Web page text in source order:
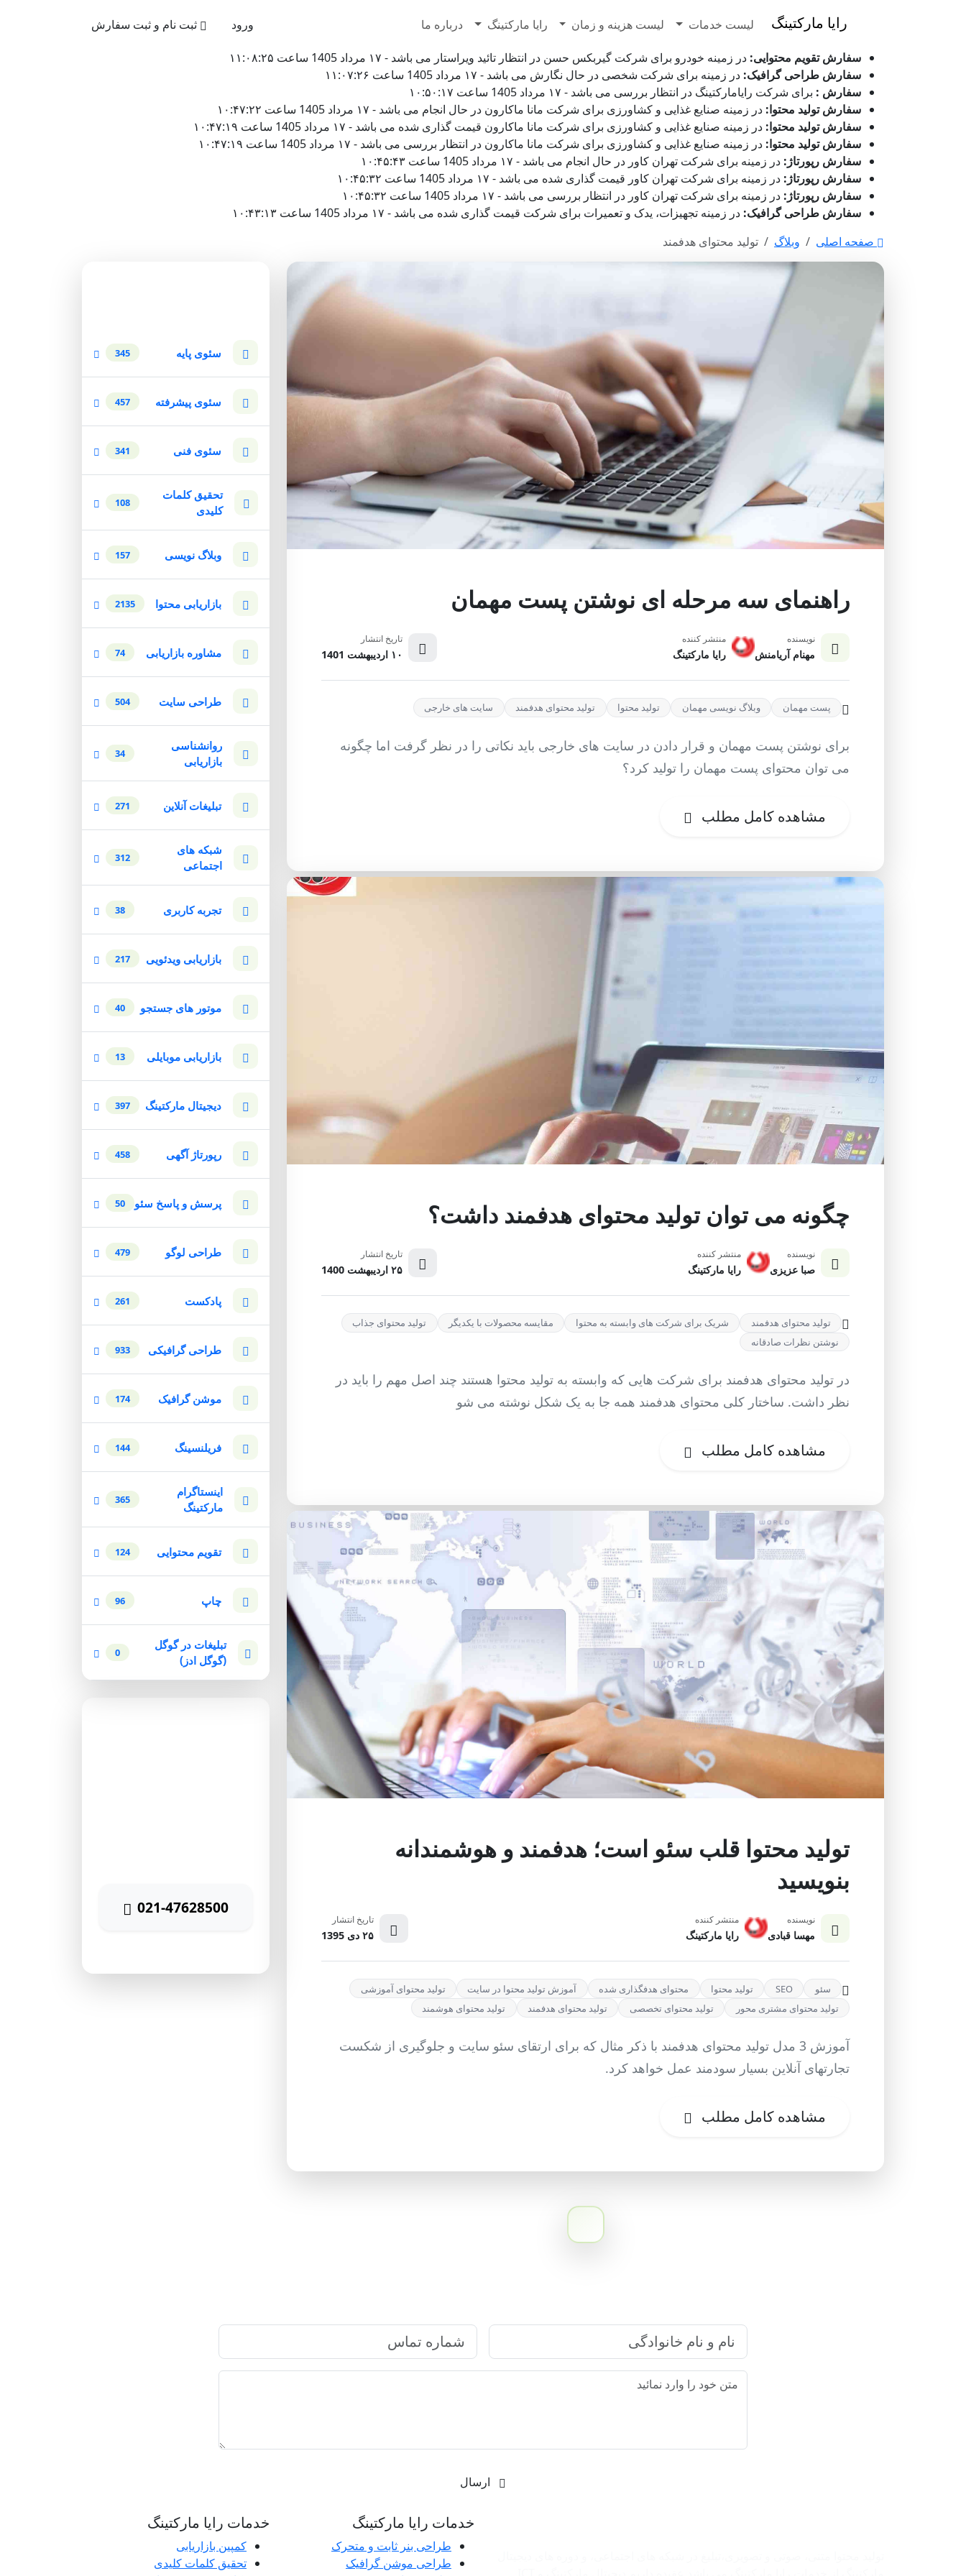
رایا مارکتینگ لیست خدمات لیست هزینه و زمان رایا مارکتینگ درباره ما ورود ثبت نام و ثبت سفارش
سفارش تقویم محتوایی: در زمینه خودرو برای شرکت گیربکس حسن در انتظار تائید ویراستار می باشد - ۱۷ مرداد 1405 ساعت ۱۱:۰۸:۲۵
سفارش طراحی گرافیک: در زمینه برای شرکت شخصی در حال نگارش می باشد - ۱۷ مرداد 1405 ساعت ۱۱:۰۷:۲۶
سفارش : برای شرکت رایامارکتینگ در انتظار بررسی می باشد - ۱۷ مرداد 1405 ساعت ۱۰:۵۰:۱۷
سفارش تولید محتوا: در زمینه صنایع غذایی و کشاورزی برای شرکت مانا ماکارون در حال انجام می باشد - ۱۷ مرداد 1405 ساعت ۱۰:۴۷:۲۲
سفارش تولید محتوا: در زمینه صنایع غذایی و کشاورزی برای شرکت مانا ماکارون قیمت گذاری شده می باشد - ۱۷ مرداد 1405 ساعت ۱۰:۴۷:۱۹
سفارش تولید محتوا: در زمینه صنایع غذایی و کشاورزی برای شرکت مانا ماکارون در انتظار بررسی می باشد - ۱۷ مرداد 1405 ساعت ۱۰:۴۷:۱۹
سفارش رپورتاژ: در زمینه برای شرکت تهران کاور در حال انجام می باشد - ۱۷ مرداد 1405 ساعت ۱۰:۴۵:۴۳
سفارش رپورتاژ: در زمینه برای شرکت تهران کاور قیمت گذاری شده می باشد - ۱۷ مرداد 1405 ساعت ۱۰:۴۵:۳۲
سفارش رپورتاژ: در زمینه برای شرکت تهران کاور در انتظار بررسی می باشد - ۱۷ مرداد 1405 ساعت ۱۰:۴۵:۳۲
سفارش طراحی گرافیک: در زمینه تجهیزات، یدک و تعمیرات برای شرکت قیمت گذاری شده می باشد - ۱۷ مرداد 1405 ساعت ۱۰:۴۳:۱۳
صفحه اصلی
وبلاگ تولید محتوای هدفمند
راهنمای سه مرحله ای نوشتن پست مهمان
نویسنده
مهنام آریامنش
منتشر کننده
رایا مارکتینگ
تاریخ انتشار
۱۰ اردیبهشت 1401
پست مهمان وبلاگ نویسی مهمان تولید محتوا تولید محتوای هدفمند سایت های خارجی
برای نوشتن پست مهمان و قرار دادن در سایت های خارجی باید نکاتی را در نظر گرفت اما چگونه
می توان محتوای پست مهمان را تولید کرد؟
مشاهده کامل مطلب
چگونه می توان تولید محتوای هدفمند داشت؟
نویسنده
صبا عزیزی
منتشر کننده
رایا مارکتینگ
تاریخ انتشار
۲۵ اردیبهشت 1400
تولید محتوای هدفمند شریک برای شرکت های وابسته به محتوا مقایسه محصولات با یکدیگر
تولید محتوای جذاب
نوشتن نظرات صادقانه
در تولید محتوای هدفمند برای شرکت هایی که وابسته به تولید محتوا هستند چند اصل مهم را باید در
نظر داشت. ساختار کلی محتوای هدفمند همه جا به یک شکل نوشته می شو
مشاهده کامل مطلب
تولید محتوا قلب سئو است؛ هدفمند و هوشمندانه
بنویسید
نویسنده
مهسا قبادی
منتشر کننده
رایا مارکتینگ
تاریخ انتشار
۲۵ دی 1395
سئو SEO تولید محتوا محتوای هدفگذاری شده آموزش تولید محتوا در سایت
تولید محتوای آموزشی
تولید محتوای مشتری محور
تولید محتوای تخصصی تولید محتوای هدفمند تولید محتوای هوشمند
آموزش 3 مدل تولید محتوای هدفمند با ذکر مثال که برای ارتقای سئو سایت و جلوگیری از شکست
تجارتهای آنلاین بسیار سودمند عمل خواهد کرد.
مشاهده کامل مطلب
سئوی پایه 345
سئوی پیشرفته 457
سئوی فنی 341
تحقیق کلمات
کلیدی
108
وبلاگ نویسی 157
بازاریابی محتوا 2135
مشاوره بازاریابی 74
طراحی سایت 504
روانشناسی
بازاریابی
34
تبلیغات آنلاین 271
شبکه های
اجتماعی
312
تجربه کاربری 38
بازاریابی ویدئویی 217
موتور های جستجو 40
بازاریابی موبایلی 13
دیجیتال مارکتینگ 397
رپورتاژ آگهی 458
پرسش و پاسخ سئو 50
طراحی لوگو 479
پادکست 261
طراحی گرافیکی 933
موشن گرافیک 174
فریلنسینگ 144
اینستاگرام
مارکتینگ
365
تقویم محتوایی 124
چاپ 96
تبلیغات در گوگل
(گوگل ادز)
0
021-47628500
خدمات رایا مارکتینگ
طراحی بنر ثابت و متحرک
طراحی موشن گرافیک
خدمات رایا مارکتینگ
کمپین بازاریابی
تحقیق کلمات کلیدی